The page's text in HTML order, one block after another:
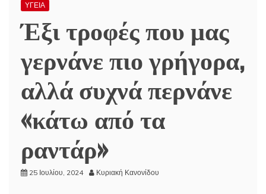
ΥΓΕΙΑ
Έξι τροφές που μας
γερνάνε πιο γρήγορα,
αλλά συχνά περνάνε
«κάτω από τα
ραντάρ»
25 Ιουλίου, 2024 Κυριακή Κανονίδου